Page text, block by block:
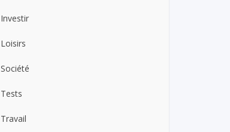
Investir
Loisirs
Société
Tests
Travail